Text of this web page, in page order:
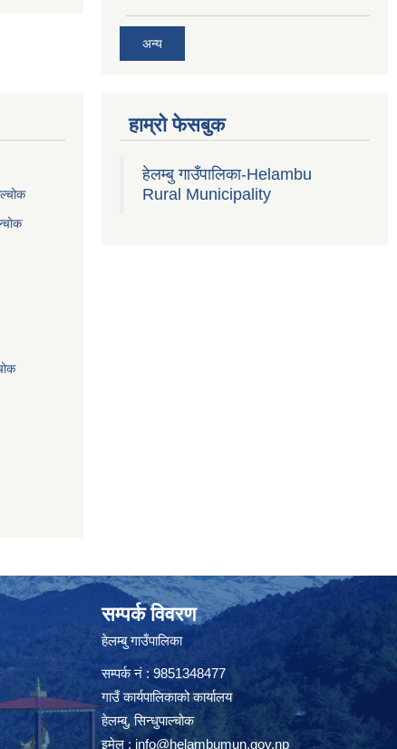
अन्य
हाम्रो फेसबुक
हेलम्बु गाउँपालिका-Helambu
Rural Municipality
सम्पर्क विवरण
हेलम्बु गाउँपालिका
सम्पर्क नं : 9851348477
गाउँ कार्यपालिकाको कार्यालय
हेलम्बु, सिन्धुपाल्चोक
इमेल : info@helambumun.gov.np